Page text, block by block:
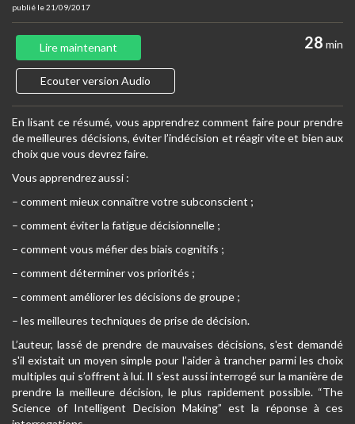
publié le 21/09/2017
28 min
Lire maintenant
Ecouter version Audio
En lisant ce résumé, vous apprendrez comment faire pour prendre
de meilleures décisions, éviter l’indécision et réagir vite et bien aux
choix que vous devrez faire.
Vous apprendrez aussi :
– comment mieux connaître votre subconscient ;
– comment éviter la fatigue décisionnelle ;
– comment vous méfier des biais cognitifs ;
– comment déterminer vos priorités ;
– comment améliorer les décisions de groupe ;
– les meilleures techniques de prise de décision.
L’auteur, lassé de prendre de mauvaises décisions, s'est demandé
s'il existait un moyen simple pour l’aider à trancher parmi les choix
multiples qui s’offrent à lui. Il s’est aussi interrogé sur la manière de
prendre la meilleure décision, le plus rapidement possible. “The
Science of Intelligent Decision Making” est la réponse à ces